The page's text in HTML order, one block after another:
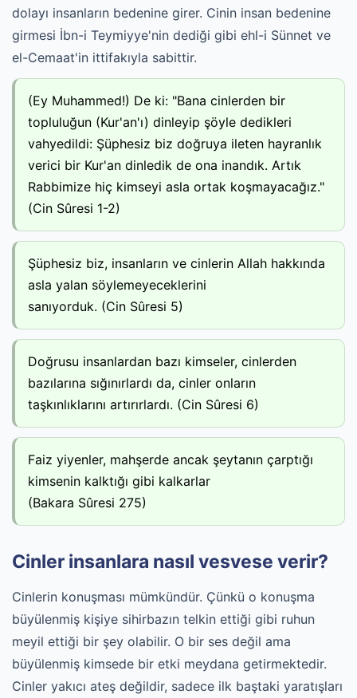
dolayı insanların bedenine girer. Cinin insan bedenine
girmesi İbn-i Teymiyye'nin dediği gibi ehl-i Sünnet ve
el-Cemaat'in ittifakıyla sabittir.
(Ey Muhammed!) De ki: "Bana cinlerden bir
topluluğun (Kur'an'ı) dinleyip şöyle dedikleri
vahyedildi: Şüphesiz biz doğruya ileten hayranlık
verici bir Kur'an dinledik de ona inandık. Artık
Rabbimize hiç kimseyi asla ortak koşmayacağız."
(Cin Sûresi 1-2)
Şüphesiz biz, insanların ve cinlerin Allah hakkında
asla yalan söylemeyeceklerini
sanıyorduk. (Cin Sûresi 5)
Doğrusu insanlardan bazı kimseler, cinlerden
bazılarına sığınırlardı da, cinler onların
taşkınlıklarını artırırlardı. (Cin Sûresi 6)
Faiz yiyenler, mahşerde ancak şeytanın çarptığı
kimsenin kalktığı gibi kalkarlar
(Bakara Sûresi 275)
Cinler insanlara nasıl vesvese verir?
Cinlerin konuşması mümkündür. Çünkü o konuşma
büyülenmiş kişiye sihirbazın telkin ettiği gibi ruhun
meyil ettiği bir şey olabilir. O bir ses değil ama
büyülenmiş kimsede bir etki meydana getirmektedir.
Cinler yakıcı ateş değildir, sadece ilk baştaki yaratışları